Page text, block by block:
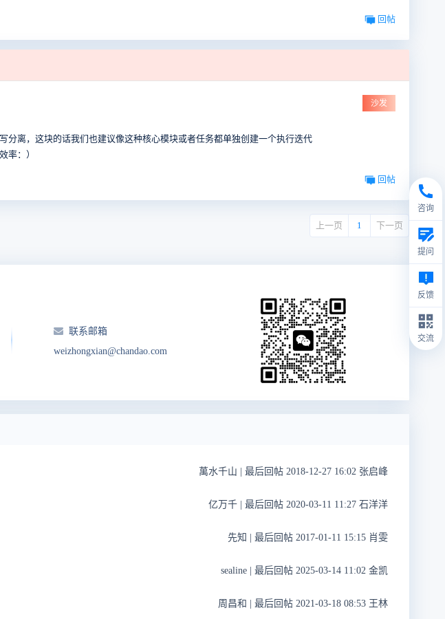
回帖
沙发
离，这块的话我们也建议像这种核心模块或者任务都单独创建一个执行迭代
率：）
回帖
上一页 1 下一页
联系邮箱
weizhongxian@chandao.com
萬水千山 最后回帖 2018-12-27 16:02 张启峰
亿万千 最后回帖 2020-03-11 11:27 石洋洋
先知 最后回帖 2017-01-11 15:15 肖雯
sealine 最后回帖 2025-03-14 11:02 金凯
周昌和 最后回帖 2021-03-18 08:53 王林
咨询
提问
反馈
交流